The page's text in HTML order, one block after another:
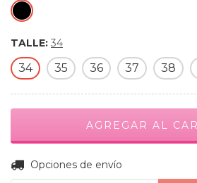
TALLE: 34
34 35 36 37 38
Entregas para el CP:
Opciones de envío